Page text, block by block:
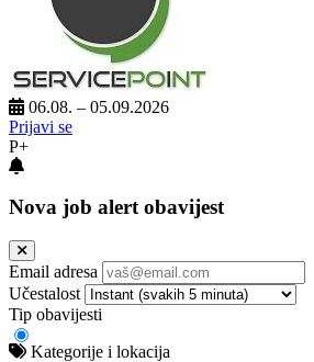
06.08. – 05.09.2026
Prijavi se
P+
Nova job alert obavijest
Email adresa
Učestalost
Tip obavijesti
Kategorije i lokacija